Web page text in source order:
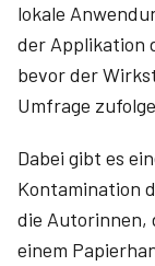
lokale
der Applikation
bevor der
Umfrage
Dabei gibt es
Kontamination
die Autorinnen,
einem